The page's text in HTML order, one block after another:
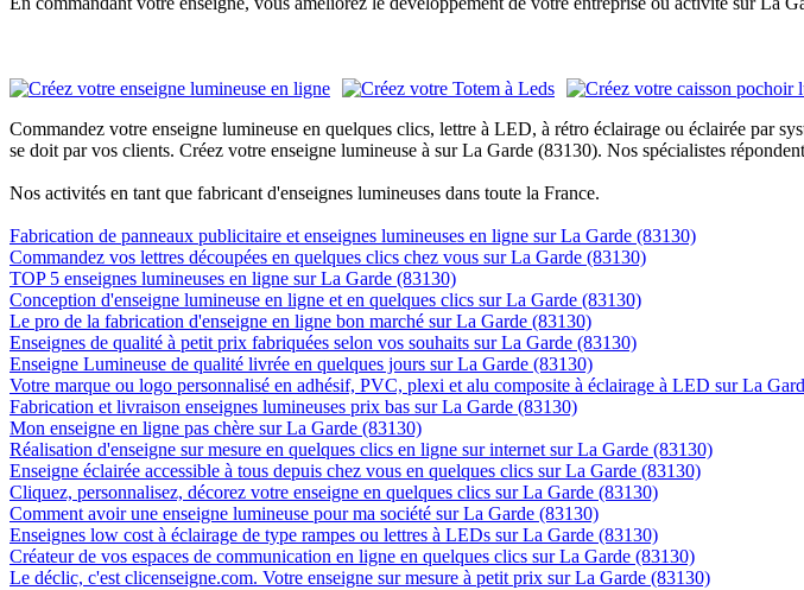
Commandez votre enseigne lumineuse en quelques clics, lettre à LED, à rétro éclairage ou éclairée par
se doit par vos clients. Créez votre enseigne lumineuse à sur La Garde (83130). Nos spécialistes
Nos activités en tant que fabricant d'enseignes lumineuses dans toute la France.
Fabrication de panneaux publicitaire et enseignes lumineuses en ligne sur La Garde (83130)
Commandez vos lettres découpées en quelques clics chez vous sur La Garde (83130)
TOP 5 enseignes lumineuses en ligne sur La Garde (83130)
Conception d'enseigne lumineuse en ligne et en quelques clics sur La Garde (83130)
Le pro de la fabrication d'enseigne en ligne bon marché sur La Garde (83130)
Enseignes de qualité à petit prix fabriquées selon vos souhaits sur La Garde (83130)
Enseigne Lumineuse de qualité livrée en quelques jours sur La Garde (83130)
Votre marque ou logo personnalisé en adhésif, PVC, plexi et alu composite à éclairage à LED sur La
Fabrication et livraison enseignes lumineuses prix bas sur La Garde (83130)
Mon enseigne en ligne pas chère sur La Garde (83130)
Réalisation d'enseigne sur mesure en quelques clics en ligne sur internet sur La Garde (83130)
Enseigne éclairée accessible à tous depuis chez vous en quelques clics sur La Garde (83130)
Cliquez, personnalisez, décorez votre enseigne en quelques clics sur La Garde (83130)
Comment avoir une enseigne lumineuse pour ma société sur La Garde (83130)
Enseignes low cost à éclairage de type rampes ou lettres à LEDs sur La Garde (83130)
Créateur de vos espaces de communication en ligne en quelques clics sur La Garde (83130)
Le déclic, c'est clicenseigne.com. Votre enseigne sur mesure à petit prix sur La Garde (83130)